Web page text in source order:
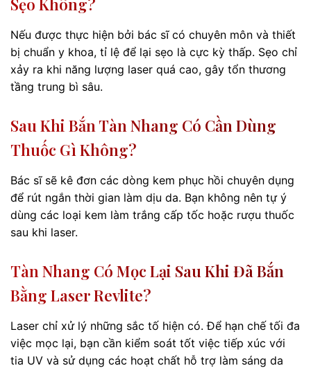
Sẹo Không?
Nếu được thực hiện bởi bác sĩ có chuyên môn và thiết
bị chuẩn y khoa, tỉ lệ để lại sẹo là cực kỳ thấp. Sẹo chỉ
xảy ra khi năng lượng laser quá cao, gây tổn thương
tầng trung bì sâu.
Sau Khi Bắn Tàn Nhang Có Cần Dùng
Thuốc Gì Không?
Bác sĩ sẽ kê đơn các dòng kem phục hồi chuyên dụng
để rút ngắn thời gian làm dịu da. Bạn không nên tự ý
dùng các loại kem làm trắng cấp tốc hoặc rượu thuốc
sau khi laser.
Tàn Nhang Có Mọc Lại Sau Khi Đã Bắn
Bằng Laser Revlite?
Laser chỉ xử lý những sắc tố hiện có. Để hạn chế tối đa
việc mọc lại, bạn cần kiểm soát tốt việc tiếp xúc với
tia UV và sử dụng các hoạt chất hỗ trợ làm sáng da